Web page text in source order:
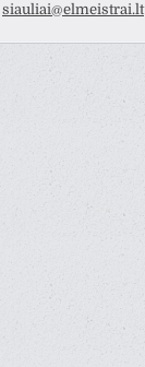
siauliai@elmeistrai.lt